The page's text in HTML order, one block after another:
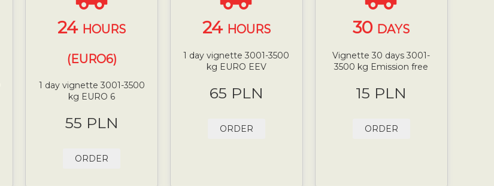
24 HOURS
(EURO6)
1 day vignette 3001-3500
kg EURO 6
55 PLN
ORDER
24 HOURS
1 day vignette 3001-3500
kg EURO EEV
65 PLN
ORDER
30 DAYS
Vignette 30 days 3001-
3500 kg Emission free
15 PLN
ORDER